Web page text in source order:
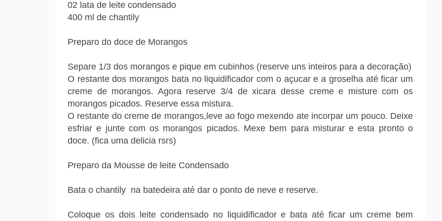
02 lata de leite condensado
400 ml de chantily
Preparo do doce de Morangos
Separe 1/3 dos morangos e pique em cubinhos (reserve uns inteiros para a decoração)
O restante dos morangos bata no liquidificador com o açucar e a groselha até ficar um
creme de morangos. Agora reserve 3/4 de xicara desse creme e misture com os
morangos picados. Reserve essa mistura.
O restante do creme de morangos,leve ao fogo mexendo ate incorpar um pouco. Deixe
esfriar e junte com os morangos picados. Mexe bem para misturar e esta pronto o
doce. (fica uma delicia rsrs)
Preparo da Mousse de leite Condensado
Bata o chantily na batedeira até dar o ponto de neve e reserve.
Coloque os dois leite condensado no liquidificador e bata até ficar um creme bem